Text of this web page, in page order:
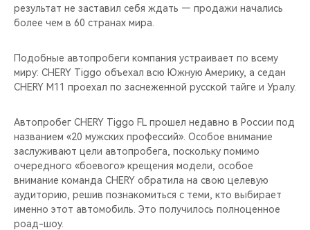
результат не заставил себя ждать — продажи начались
более чем в 60 странах мира.
Подобные автопробеги компания устраивает по всему
миру: CHERY Tiggo объехал всю Южную Америку, а седан
CHERY M11 проехал по заснеженной русской тайге и Уралу.
Автопробег CHERY Tiggo FL прошел недавно в России под
названием «20 мужских профессий». Особое внимание
заслуживают цели автопробега, поскольку помимо
очередного «боевого» крещения модели, особое
внимание команда CHERY обратила на свою целевую
аудиторию, решив познакомиться с теми, кто выбирает
именно этот автомобиль. Это получилось полноценное
роад-шоу.